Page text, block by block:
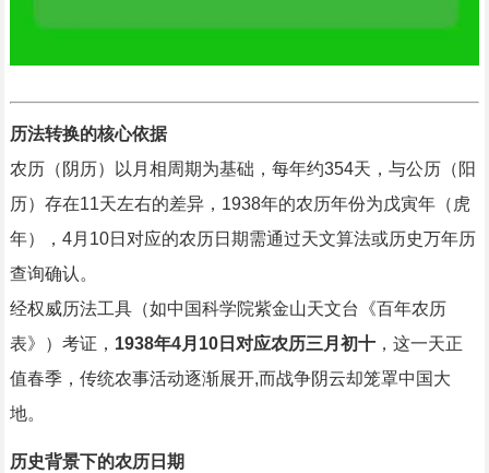
历法转换的核心依据
农历（阴历）以月相周期为基础，每年约354天，与公历（阳
历）存在11天左右的差异，1938年的农历年份为戊寅年（虎
年），4月10日对应的农历日期需通过天文算法或历史万年历
查询确认。
经权威历法工具（如中国科学院紫金山天文台《百年农历
表》）考证， 1938年4月10日对应农历三月初十，这一天正
值春季，传统农事活动逐渐展开,而战争阴云却笼罩中国大
地。
历史背景下的农历日期